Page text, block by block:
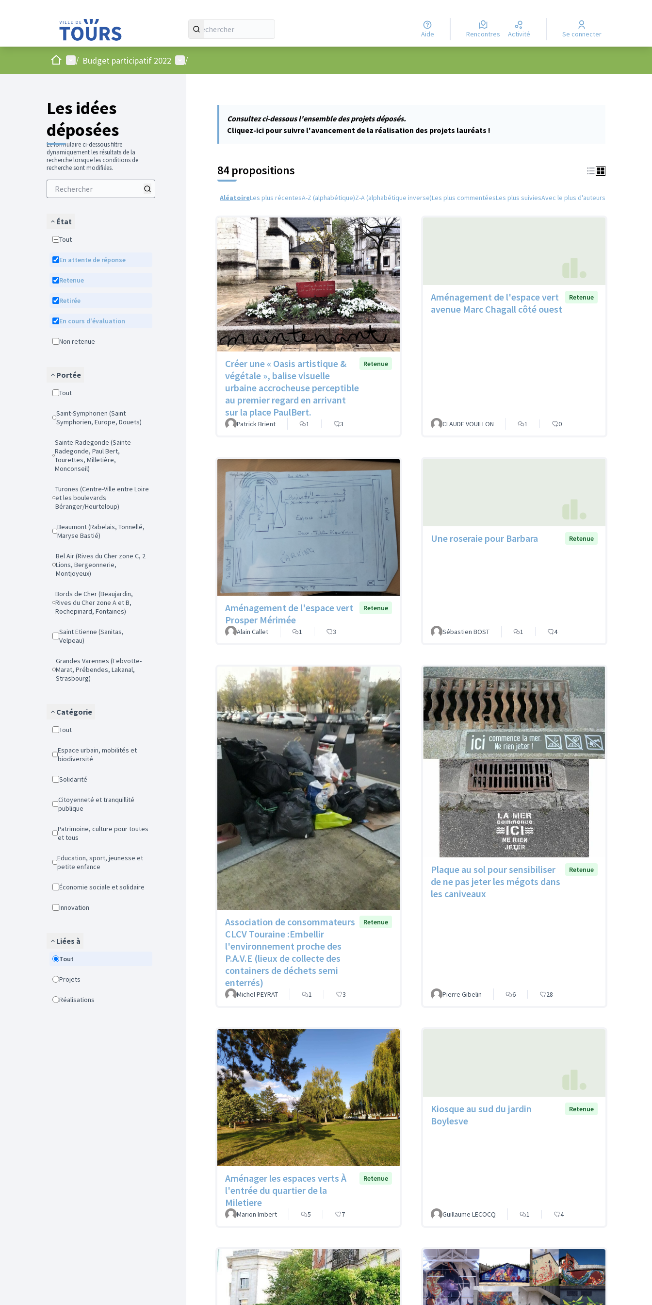
Aide Rencontres Activité Se connecter
AccueilMenu principal
/ Budget participatif 2022 Menu utilisateur
/
Les idées
déposées
Le formulaire ci-dessous filtre
dynamiquement les résultats de la
recherche lorsque les conditions de
recherche sont modifiées.
État
Tout
En attente de réponse
Retenue
Retirée
En cours d'évaluation
Non retenue
Portée
Tout
Saint-Symphorien (Saint
Symphorien, Europe, Douets)
Sainte-Radegonde (Sainte
Radegonde, Paul Bert,
Tourettes, Milletière,
Monconseil)
Turones (Centre-Ville entre Loire
et les boulevards
Béranger/Heurteloup)
Beaumont (Rabelais, Tonnellé,
Maryse Bastié)
Bel Air (Rives du Cher zone C, 2
Lions, Bergeonnerie,
Montjoyeux)
Bords de Cher (Beaujardin,
Rives du Cher zone A et B,
Rochepinard, Fontaines)
Saint Etienne (Sanitas,
Velpeau)
Grandes Varennes (Febvotte-
Marat, Prébendes, Lakanal,
Strasbourg)
Catégorie
Tout
Espace urbain, mobilités et
biodiversité
Solidarité
Citoyenneté et tranquillité
publique
Patrimoine, culture pour toutes
et tous
Education, sport, jeunesse et
petite enfance
Économie sociale et solidaire
Innovation
Liées à
Tout
Projets
Réalisations
Consultez ci-dessous l'ensemble des projets déposés.
Cliquez-ici pour suivre l'avancement de la réalisation des projets lauréats !
84 propositions
AléatoireLes plus récentesA-Z (alphabétique)Z-A (alphabétique inverse)Les plus commentéesLes plus suiviesAvec le plus d'auteurs
Créer une « Oasis artistique &
végétale », balise visuelle
urbaine accrocheuse perceptible
au premier regard en arrivant
sur la place PaulBert.
Retenue
Patrick Brient 1 3
Aménagement de l'espace vert
avenue Marc Chagall côté ouest
Retenue
CLAUDE VOUILLON 1 0
Aménagement de l'espace vert
Prosper Mérimée
Retenue
Alain Callet 1 3
Une roseraie pour Barbara Retenue
Sébastien BOST 1 4
Association de consommateurs
CLCV Touraine :Embellir
l'environnement proche des
P.A.V.E (lieux de collecte des
containers de déchets semi
enterrés)
Retenue
Michel PEYRAT 1 3
Plaque au sol pour sensibiliser
de ne pas jeter les mégots dans
les caniveaux
Retenue
Pierre Gibelin 6 28
Aménager les espaces verts À
l'entrée du quartier de la
Miletiere
Retenue
Marion Imbert 5 7
Kiosque au sud du jardin
Boylesve
Retenue
Guillaume LECOCQ 1 4